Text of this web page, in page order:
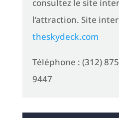
consultez le site
l’attraction. Site
theskydeck.com
Téléphone : (312)
9447